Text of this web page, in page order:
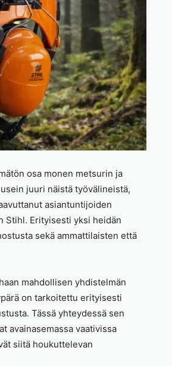
osa monen metsurin ja
juuri näistä työvälineistä,
asiantuntijoiden
Stihl. Erityisesti yksi heidän
sekä ammattilaisten että
mahdollisen yhdistelmän
on tarkoitettu erityisesti
Tässä yhteydessä sen
avainasemassa vaativissa
siitä houkuttelevan